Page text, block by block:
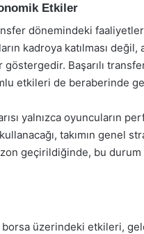
Etkiler
dönemindeki
kadroya katılması
Başarılı
etkileri de beraberinde
yalnızca oyuncuların
takımın genel
geçirildiğinde, bu
borsa üzerindeki etkileri,